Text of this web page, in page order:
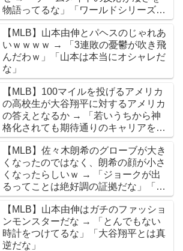
物語ってるな」「ワールドシリーズで
延長18回までいった試合も凄かった」
【MLB】山本由伸とパヘスのじゃれあ
いｗｗｗｗ → 「3連敗の憂鬱が吹き飛
んだわｗ」「山本は本当にオシャレだ
な」
【MLB】100マイルを投げるアメリカ
の高校生が大谷翔平に対するアメリカ
の答えとなるか → 「若いうちから神
格化されても期待通りのキャリアを築
けるのはほんの一握りだからな」「大
谷の名前を出したのはクリック数稼ぎ
でしかないわ」
【MLB】佐々木朗希のグローブが大き
くなったのではなく、朗希の顔が小さ
くなったらしいｗ → 「ジョークが出
るってことは絶好調の証拠だな」「癖
なのか精神的なものなのか分からない
がいい方向に進んだのはいいことだ」
【MLB】山本由伸はガチのファッショ
ンモンスターだな → 「とんでもない
時計をつけてるな」「大谷翔平とは真
逆だな」